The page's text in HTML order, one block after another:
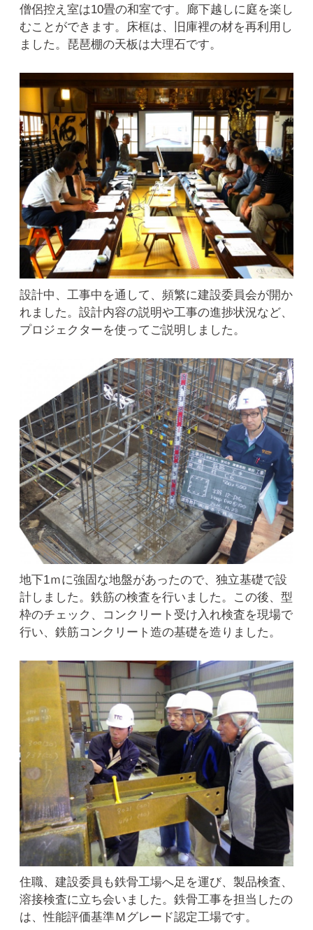
僧侶控え室は10畳の和室です。廊下越しに庭を楽し
むことができます。床框は、旧庫裡の材を再利用し
ました。琵琶棚の天板は大理石です。
設計中、工事中を通して、頻繁に建設委員会が開か
れました。設計内容の説明や工事の進捗状況など、
プロジェクターを使ってご説明しました。
地下1ｍに強固な地盤があったので、独立基礎で設
計しました。鉄筋の検査を行いました。この後、型
枠のチェック、コンクリート受け入れ検査を現場で
行い、鉄筋コンクリート造の基礎を造りました。
住職、建設委員も鉄骨工場へ足を運び、製品検査、
溶接検査に立ち会いました。鉄骨工事を担当したの
は、性能評価基準Ｍグレード認定工場です。